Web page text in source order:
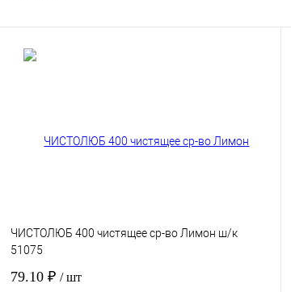
ЧИСТОЛЮБ 400 чистящее ср-во Лимон ш/к
51075
79.10 ₽ / шт